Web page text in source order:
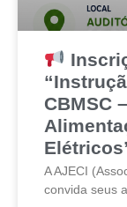
CBMSC
A AJECI
convida seus